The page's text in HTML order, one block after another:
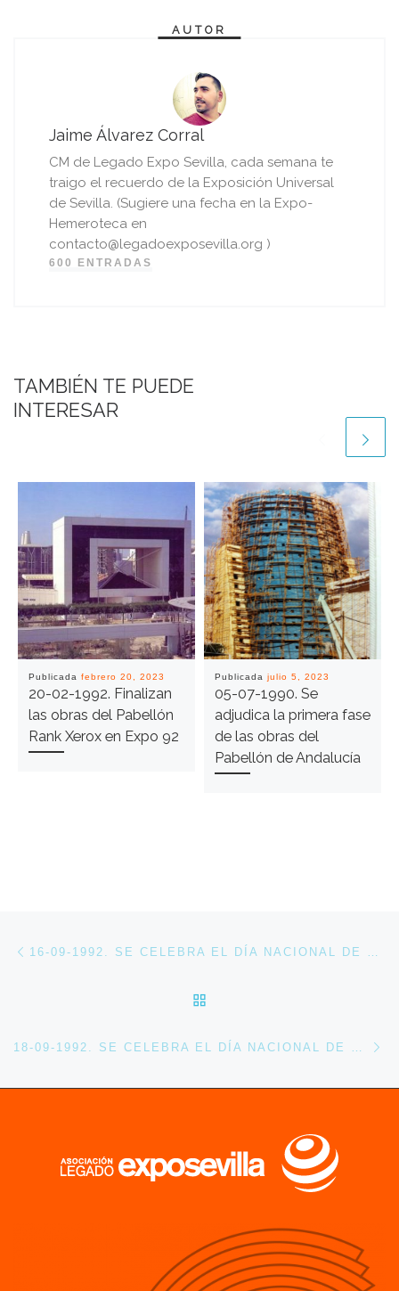
AUTOR
Jaime Álvarez Corral
CM de Legado Expo Sevilla, cada semana te
traigo el recuerdo de la Exposición Universal
de Sevilla. (Sugiere una fecha en la Expo-
Hemeroteca en
contacto@legadoexposevilla.org )
600 ENTRADAS
TAMBIÉN TE PUEDE
INTERESAR
Publicada febrero 20, 2023
20-02-1992. Finalizan
las obras del Pabellón
Rank Xerox en Expo 92
Publicada julio 5, 2023
05-07-1990. Se
adjudica la primera fase
de las obras del
Pabellón de Andalucía
Navegación de entradas